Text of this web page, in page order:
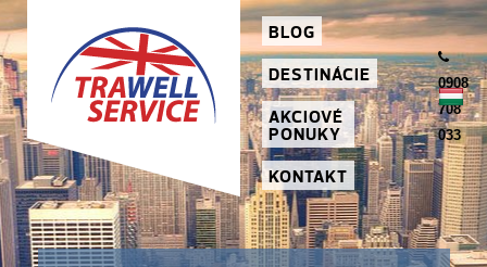
BLOG
DESTINÁCIE
AKCIOVÉ
PONUKY
KONTAKT
0908
708
033